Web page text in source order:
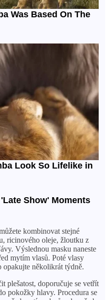
kombinovat stejné
ricinového oleje, žloutku z
Výslednou masku naneste
mytím vlasů. Poté vlasy
opakujte několikrát týdně.
plešatost, doporučuje se vetřít
pokožky hlavy. Procedura se